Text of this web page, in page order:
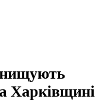
Харківщині